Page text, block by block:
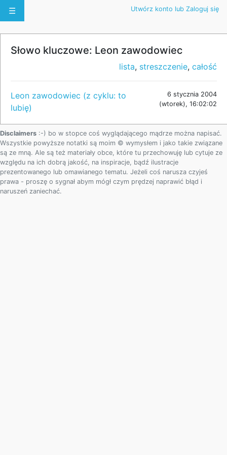
☰ Utwórz konto lub Zaloguj się
Słowo kluczowe: Leon zawodowiec
lista, streszczenie, całość
Leon zawodowiec (z cyklu: to
lubię)
6 stycznia 2004
(wtorek), 16:02:02
Disclaimers :-) bo w stopce coś wyglądającego mądrze można napisać.
Wszystkie powyższe notatki są moim © wymysłem i jako takie związane
są ze mną. Ale są też materiały obce, które tu przechowuję lub cytuje ze
względu na ich dobrą jakość, na inspiracje, bądź ilustracje
prezentowanego lub omawianego tematu. Jeżeli coś narusza czyjeś
prawa - proszę o sygnał abym mógł czym prędzej naprawić błąd i
naruszeń zaniechać.